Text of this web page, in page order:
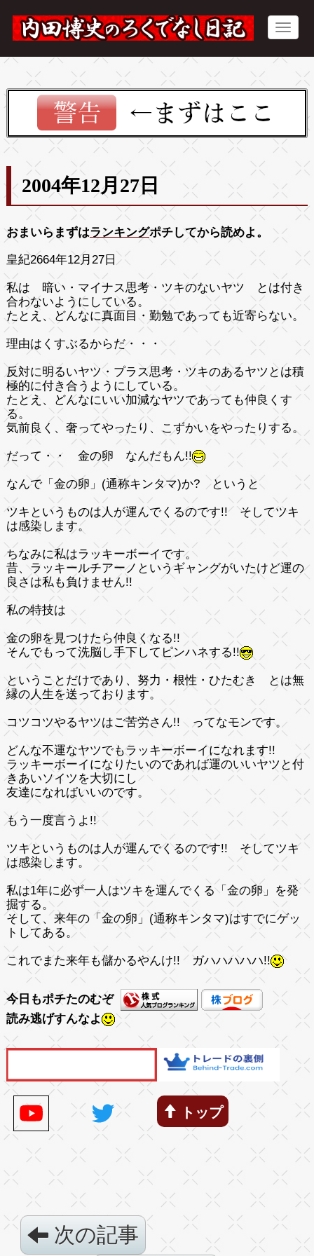
2004年12月27日
おまいらまずはランキングポチしてから読めよ。
皇紀2664年12月27日
私は 暗い・マイナス思考・ツキのないヤツ とは付き
合わないようにしている。
たとえ、どんなに真面目・勤勉であっても近寄らない。
理由は くすぶるからだ・・・
反対に明るいヤツ・プラス思考・ツキのあるヤツとは積
極的に付き合うようにしている。
たとえ、どんなにいい加減なヤツであっても仲良くす
る。
気前良く、奢ってやったり、こずかいをやったりする。
だって・・ 金の卵 なんだもん!!
なんで「金の卵」(通称キンタマ)か? というと
ツキというものは人が運んでくるのです!! そしてツキ
は感染します。
ちなみに私はラッキーボーイです。
昔、ラッキールチアーノというギャングがいたけど運の
良さは私も負けません!!
私の特技は
金の卵を見つけたら仲良くなる!!
そんでもって洗脳し手下してピンハネする!!
ということだけであり、努力・根性・ひたむき とは無
縁の人生を送っております。
コツコツやるヤツはご苦労さん!! ってなモンです。
どんな不運なヤツでもラッキーボーイになれます!!
ラッキーボーイになりたいのであれば運のいいヤツと付
きあいソイツを大切にし
友達になればいいのです。
もう一度言うよ!!
ツキというものは人が運んでくるのです!! そしてツキ
は感染します。
私は1年に必ず一人はツキを運んでくる「金の卵」を発
掘する。
そして、来年の「金の卵」(通称キンタマ)はすでにゲッ
トしてある。
これでまた来年も儲かるやんけ!! ガハハハハハ!!
今日もポチたのむぞ
読み逃げすんなよ
トップ
次の記事